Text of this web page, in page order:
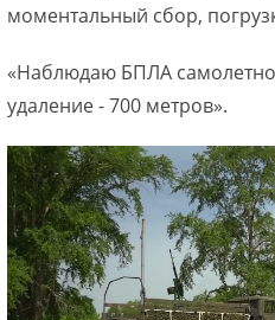
моментальный сбор,
«Наблюдаю БПЛА
удаление - 700 метров».